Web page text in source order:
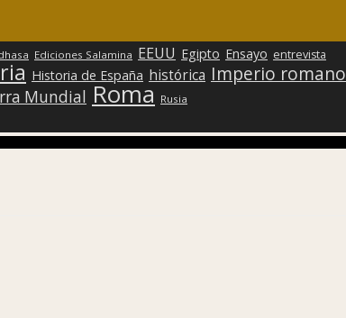
Ediciones Salamina EEUU Egipto Ensayo entrevista
Historia de España histórica Imperio romano
Mundial Roma Rusia